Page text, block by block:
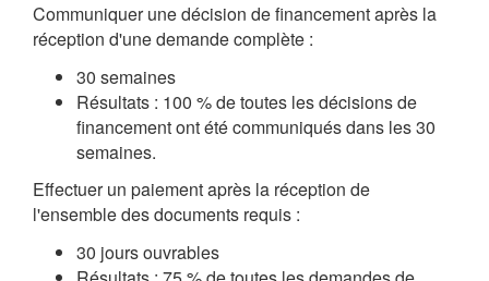
Communiquer une décision de financement après la
réception d'une demande complète :
30 semaines
Résultats : 100 % de toutes les décisions de
financement ont été communiqués dans les 30
semaines.
Effectuer un paiement après la réception de
l'ensemble des documents requis :
30 jours ouvrables